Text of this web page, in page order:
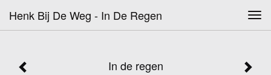
Henk Bij De Weg - In De Regen
In de regen